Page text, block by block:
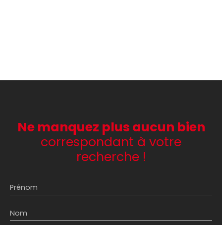
Ne manquez plus aucun bien
correspondant à votre
recherche !
Prénom
Nom